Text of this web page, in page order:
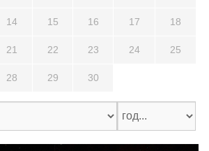
14 15 16 17 18
21 22 23 24 25
28 29 30